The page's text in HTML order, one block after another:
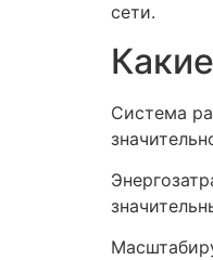
сети.
Система